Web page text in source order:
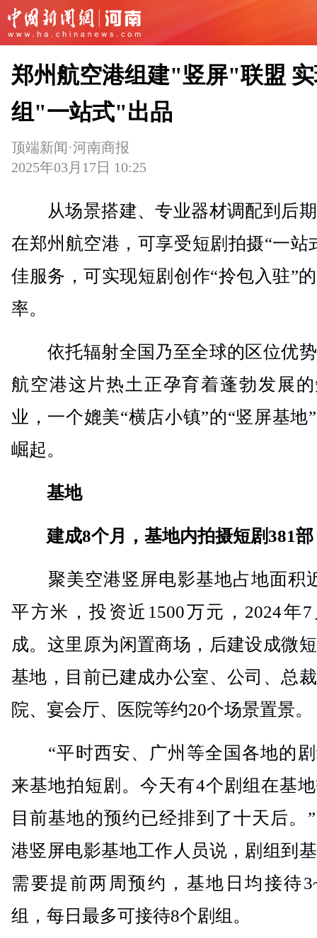
郑州航空港组建"竖屏"联盟
组"一站式"出品
顶端新闻·河南商报
2025年03月17日 10:25
从场景搭建、专业器材调配到后
在郑州航空港，可享受短剧拍摄“一站
佳服务，可实现短剧创作“拎包入驻”
率。
依托辐射全国乃至全球的区位优
航空港这片热土正孕育着蓬勃发展
业，一个媲美“横店小镇”的“竖屏基地
崛起。
基地
建成8个月，基地内拍摄短剧381部
聚美空港竖屏电影基地占地面积
平方米，投资近1500万元，2024年
成。这里原为闲置商场，后建设成微
基地，目前已建成办公室、公司、总
院、宴会厅、医院等约20个场景置景。
“平时西安、广州等全国各地的剧
来基地拍短剧。今天有4个剧组在基
目前基地的预约已经排到了十天后。
港竖屏电影基地工作人员说，剧组到
需要提前两周预约，基地日均接待
组，每日最多可接待8个剧组。